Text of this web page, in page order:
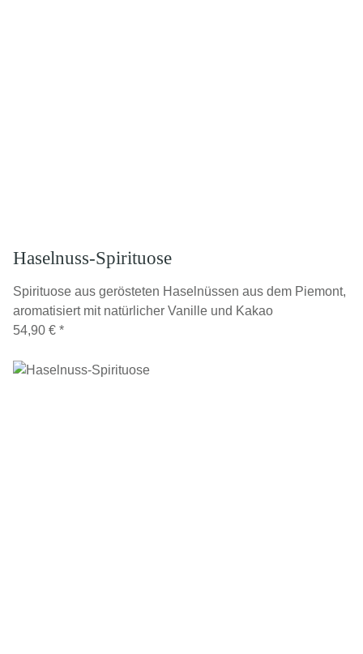
Haselnuss-Spirituose
Spirituose aus gerösteten Haselnüssen aus dem Piemont,
aromatisiert mit natürlicher Vanille und Kakao
54,90 € *